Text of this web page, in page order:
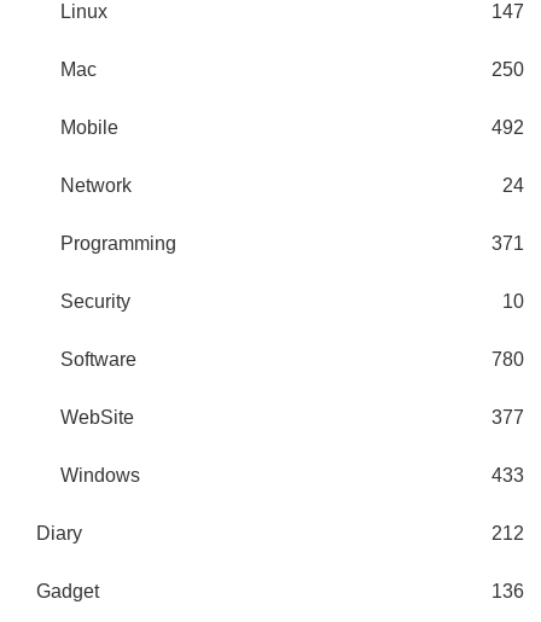
Linux 147
Mac 250
Mobile 492
Network 24
Programming 371
Security 10
Software 780
WebSite 377
Windows 433
Diary 212
Gadget 136